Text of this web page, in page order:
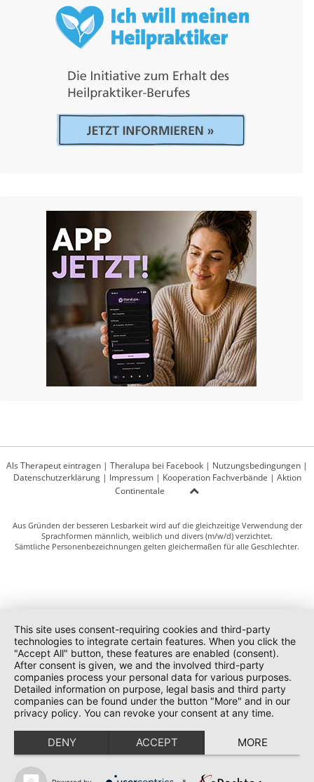
Als Therapeut eintragen | Theralupa bei Facebook | Nutzungsbedingungen |
Datenschutzerklärung| Impressum| Kooperation Fachverbände | Aktion
Continentale
Aus Gründen der besseren Lesbarkeit wird auf die gleichzeitige Verwendung der
Sprachformen männlich, weiblich und divers (m/w/d) verzichtet.
Sämtliche Personenbezeichnungen gelten gleichermaßen für alle Geschlechter.
This site uses consent-requiring cookies and third-party
technologies to integrate certain features. When you click the
"Accept All" button, these features are enabled (consent).
After consent is given, we and the involved third-party
companies process your personal data for various purposes.
Detailed information on purpose, legal basis and third party
companies can be found under the button "More" and in our
privacy policy. You can revoke your consent at any time.
DENY ACCEPT MORE